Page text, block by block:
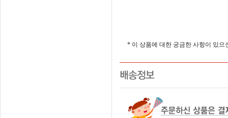
* 이 상품에 대한 궁금한 사항이 있